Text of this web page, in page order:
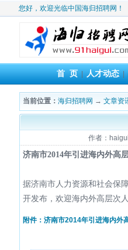
您好，欢迎光临中国海归招聘网！
首 页|人才动态|
当前位置： 海归招聘网 → 文章资
作者：
济南市2014年引进海内外高
据济南市人力资源和社会保
开发布，欢迎海内外高层次
附件：济南市2014年引进海内外